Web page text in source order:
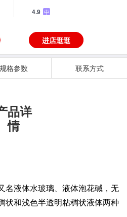
4.9 中
进店逛逛
规格参数 联系方式
品详
情
名液体水玻璃、液体泡花碱，无
状和浅色半透明粘稠状液体两种